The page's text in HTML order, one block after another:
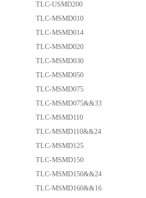
TLC-USMD200
TLC-MSMD010
TLC-MSMD014
TLC-MSMD020
TLC-MSMD030
TLC-MSMD050
TLC-MSMD075
TLC-MSMD075&&33
TLC-MSMD110
TLC-MSMD110&&24
TLC-MSMD125
TLC-MSMD150
TLC-MSMD150&&24
TLC-MSMD160&&16